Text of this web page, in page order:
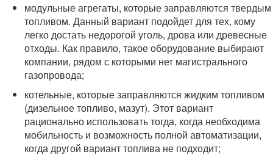
модульные агрегаты, которые заправляются твердым
топливом. Данный вариант подойдет для тех, кому
легко достать недорогой уголь, дрова или древесные
отходы. Как правило, такое оборудование выбирают
компании, рядом с которыми нет магистрального
газопровода;
котельные, которые заправляются жидким топливом
(дизельное топливо, мазут). Этот вариант
рационально использовать тогда, когда необходима
мобильность и возможность полной автоматизации,
когда другой вариант топлива не подходит;